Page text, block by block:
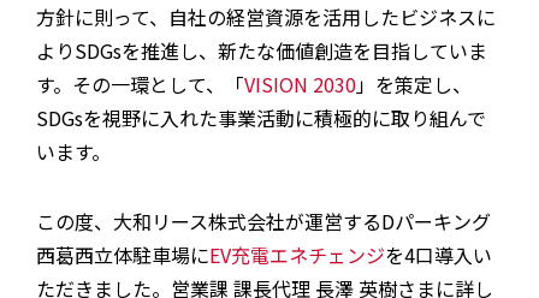
方針に則って、自社の経営資源を活用したビジネスに
よりSDGsを推進し、新たな価値創造を目指していま
す。その一環として、「VISION 2030」を策定し、
SDGsを視野に入れた事業活動に積極的に取り組んで
います。
この度、大和リース株式会社が運営するDパーキング
西葛西立体駐車場にEV充電エネチェンジを4口導入い
ただきました。営業課 課長代理 長澤 英樹さまに詳し